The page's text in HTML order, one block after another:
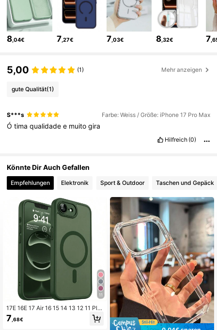
4,83 527 Follower
4,83 527 Follower
4,83 527 Follower
4,83 527 Follower
8,04€ 7,27€ 7,03€ 8,32€ 7
5,00 (1) Mehr anzeigen
gute Qualität(1)
S***s Farbe: Weiss / Größe: iPhone 17 Pro Max
Ótimaqualidadee muitogira
Hilfreich (0)
Könnte Dir Auch Gefallen
Empfehlungen Elektronik Sport & Outdoor Taschen und Gepäck
11
17E 16E 17 Air 16 15 14 13 12 11 Plu
s Pro Max matte halbtransparente
magnetische Schutzhülle, Linsensc
7,68€